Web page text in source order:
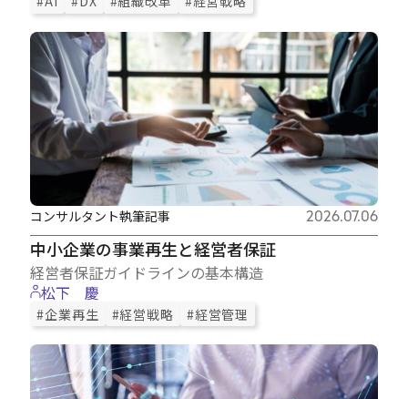
中小企業の事業再生と経営者保証
経営者保証ガイドラインの基本構造
コンサルタント執筆記事 2026.07.06
松下 慶
#企業再生 #経営戦略 #経営管理